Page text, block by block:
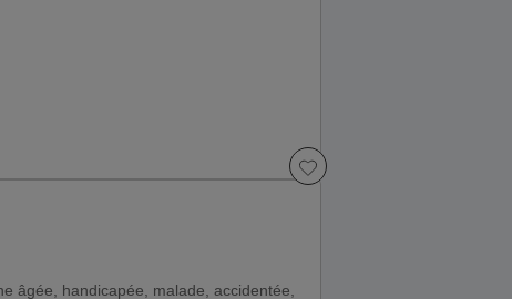
âgée, handicapée, malade, accidentée,